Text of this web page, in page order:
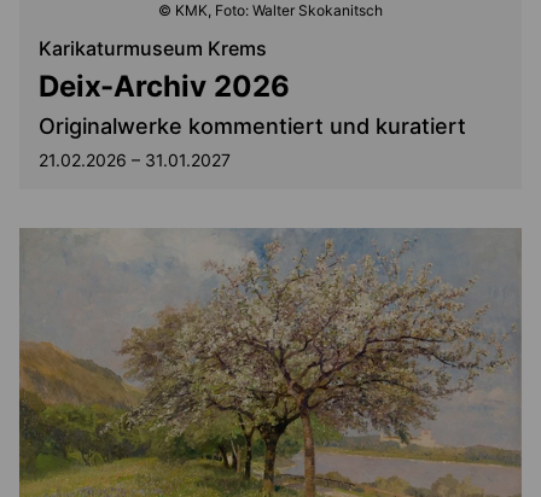
© KMK, Foto: Walter Skokanitsch
Karikaturmuseum Krems
Deix-Archiv 2026
Originalwerke kommentiert und kuratiert
21.02.2026 – 31.01.2027